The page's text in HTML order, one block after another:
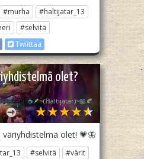
#murha
#haltijatar_13
#selvitä
Twiittaa
olet?
☕🪶~(ℍaltijatar)~📖🍂
olet! 💗🦋
#selvitä
#värit